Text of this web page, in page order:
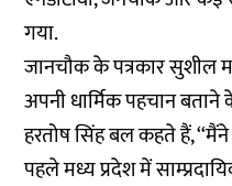
गया.
जानचौक के पत्रकार सुशील
अपनी धार्मिक पहचान
हरतोष सिंह बल कहते हैं,
पहले मध्य प्रदेश में